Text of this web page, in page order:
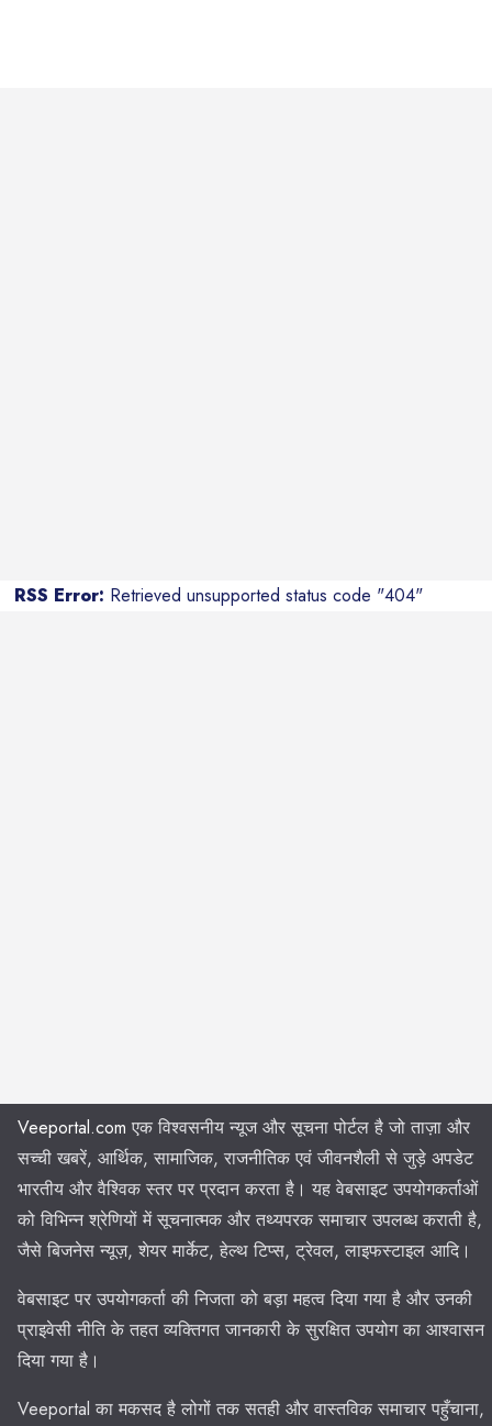
RSS Error: Retrieved unsupported status code "404"
Veeportal.com एक विश्वसनीय न्यूज और सूचना पोर्टल है जो ताज़ा और
सच्ची खबरें, आर्थिक, सामाजिक, राजनीतिक एवं जीवनशैली से जुड़े अपडेट
भारतीय और वैश्विक स्तर पर प्रदान करता है। यह वेबसाइट उपयोगकर्ताओं
को विभिन्न श्रेणियों में सूचनात्मक और तथ्यपरक समाचार उपलब्ध कराती है,
जैसे बिजनेस न्यूज़, शेयर मार्केट, हेल्थ टिप्स, ट्रेवल, लाइफस्टाइल आदि।
वेबसाइट पर उपयोगकर्ता की निजता को बड़ा महत्व दिया गया है और उनकी
प्राइवेसी नीति के तहत व्यक्तिगत जानकारी के सुरक्षित उपयोग का आश्वासन
दिया गया है।
Veeportal का मकसद है लोगों तक सतही और वास्तविक समाचार पहुँचाना,